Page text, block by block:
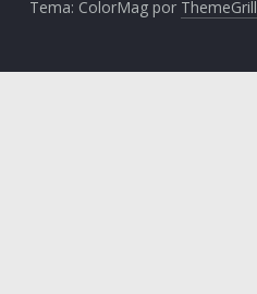
Tema: ColorMag por ThemeGrill